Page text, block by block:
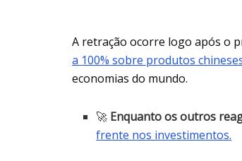
A retração ocorre logo após o
a 100% sobre produtos
economias do mundo.
🚀 Enquanto os outros
frente nos investimentos.